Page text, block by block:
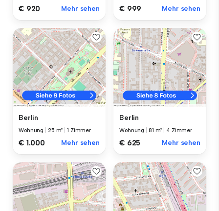
€ 920 Mehr sehen € 999 Mehr sehen
Berlin
Wohnung 25 m² |1 Zimmer
€ 1.000 Mehr sehen
Berlin
Wohnung 81 m² 4 Zimmer
€ 625 Mehr sehen